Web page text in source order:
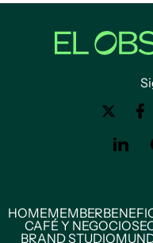
HOMEMEMBER
CAFÉ Y NEGOCIOS
BRAND STUDIO